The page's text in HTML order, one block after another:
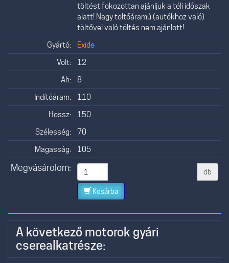
töltést fokozottan ajánljuk a téli időszak
alatt! Nagy töltőáramú (autókhoz való)
töltővel való töltés nem ajánlott!
Gyártó:
Exide
Volt:
12
Ah:
8
Indítóáram:
110
Hossz:
150
Szélesség:
70
Magasság:
105
Megvásárolom: db
Kosárba
A következő motorok gyári
cserealkatrésze: